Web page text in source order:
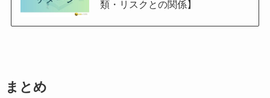
類・リスクとの関係】
まとめ